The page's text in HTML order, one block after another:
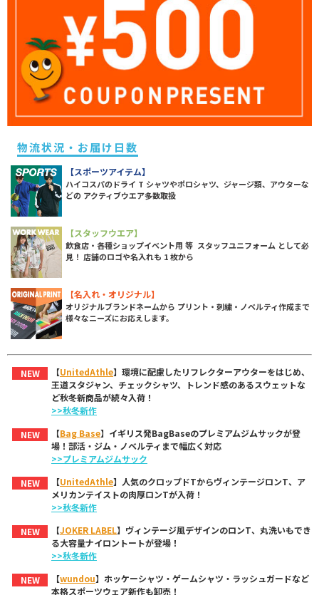
物流状況・お届け日数
【スポーツアイテム】
ハイコスパのドライ T シャツやポロシャツ、ジャージ類、アウターな
どの アクティブウエア多数取扱
【スタッフウエア】
飲食店・各種ショップイベント用 等 スタッフユニフォーム として必
見！ 店舗のロゴや名入れも 1 枚から
【名入れ・オリジナル】
オリジナルブランドネームから プリント・刺繍・ノベルティ作成まで
様々なニーズにお応えします。
NEW 【UnitedAthle】環境に配慮したリフレクターアウターをはじめ、
王道スタジャン、チェックシャツ、トレンド感のあるスウェットな
ど秋冬新商品が続々入荷！
>>秋冬新作
NEW
【Bag Base】イギリス発BagBaseのプレミアムジムサックが登
場！部活・ジム・ノベルティまで幅広く対応
>>プレミアムジムサック
NEW
【UnitedAthle】人気のクロップドTからヴィンテージロンT、ア
メリカンテイストの肉厚ロンTが入荷！
>>秋冬新作
NEW
【JOKER LABEL】ヴィンテージ風デザインのロンT、丸洗いもでき
る大容量ナイロントートが登場！
>>秋冬新作
NEW
【wundou】ホッケーシャツ・ゲームシャツ・ラッシュガードなど
本格スポーツウェア新作も卸売！